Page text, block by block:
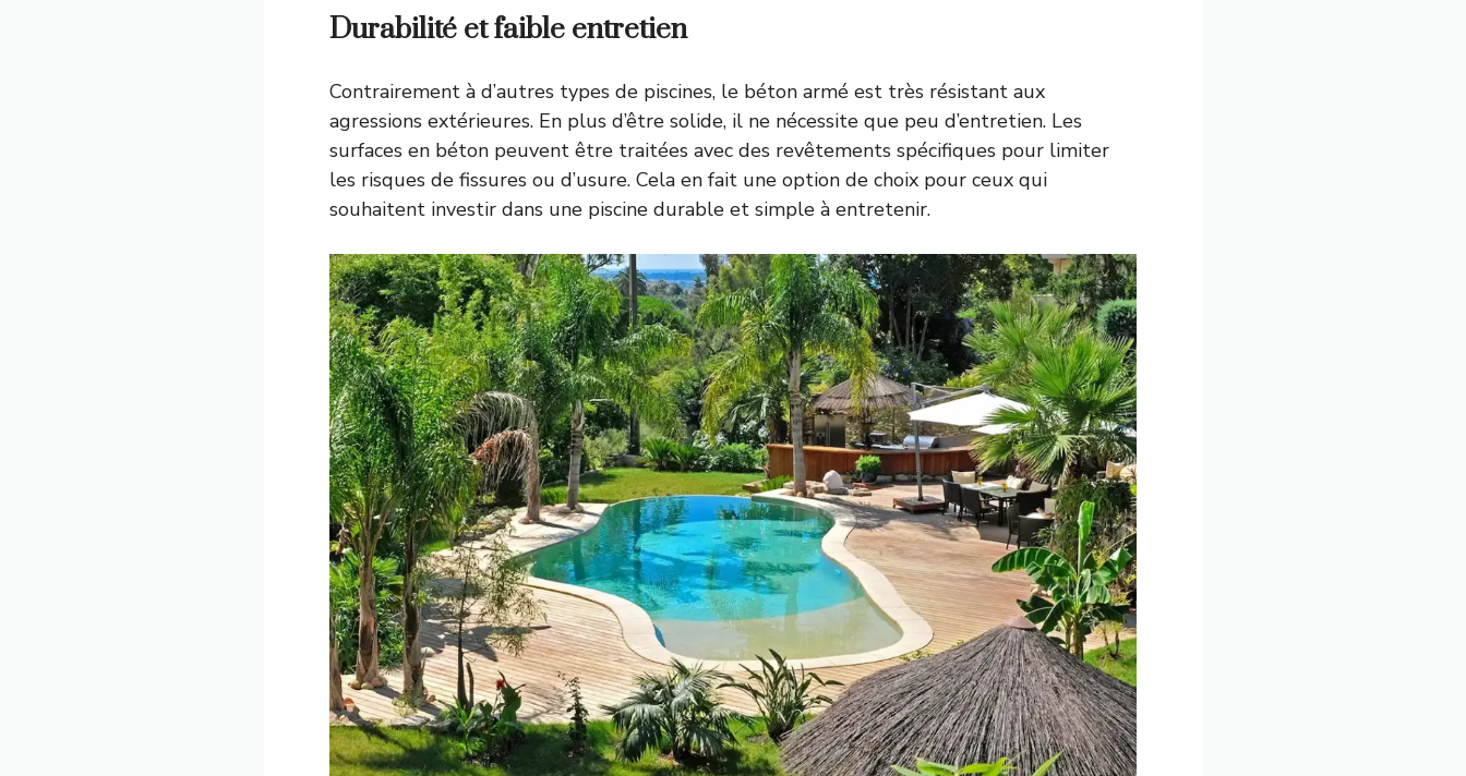
Durabilité et faible entretien
Contrairement à d’autres types de piscines, le béton armé est très résistant aux
agressions extérieures. En plus d’être solide, il ne nécessite que peu d’entretien. Les
surfaces en béton peuvent être traitées avec des revêtements spécifiques pour limiter
les risques de fissures ou d’usure. Cela en fait une option de choix pour ceux qui
souhaitent investir dans une piscine durable et simple à entretenir.